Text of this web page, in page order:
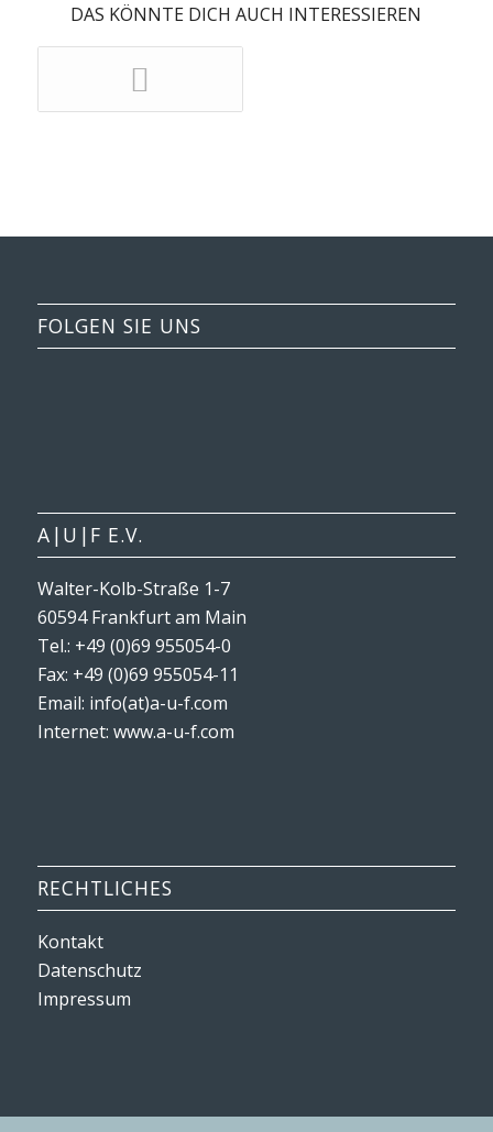
DAS KÖNNTE DICH AUCH INTERESSIEREN
FOLGEN SIE UNS
A|U|F E.V.
Walter-Kolb-Straße 1-7
60594 Frankfurt am Main
Tel.: +49 (0)69 955054-0
Fax: +49 (0)69 955054-11
Email: info(at)a-u-f.com
Internet: www.a-u-f.com
RECHTLICHES
Kontakt
Datenschutz
Impressum